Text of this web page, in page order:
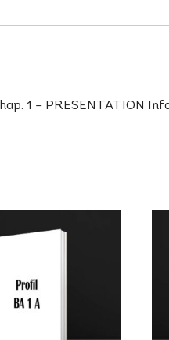
1 – PRESENTATION